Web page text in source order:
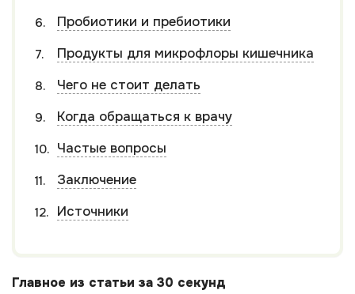
Пробиотики и пребиотики
Продукты для микрофлоры кишечника
Чего не стоит делать
Когда обращаться к врачу
Частые вопросы
Заключение
Источники
Главное из статьи за 30 секунд